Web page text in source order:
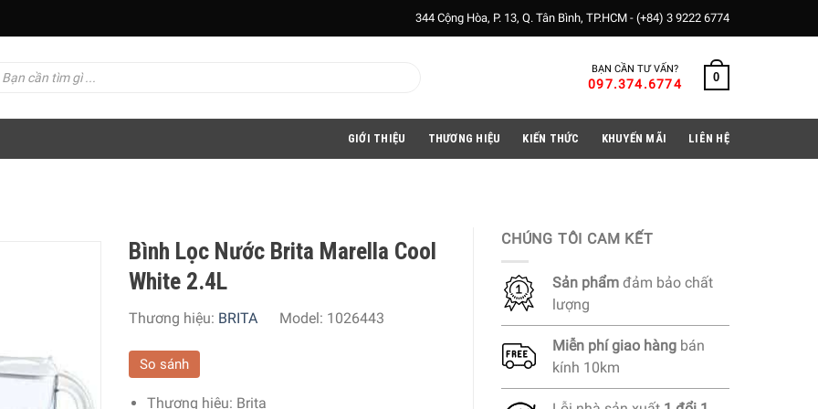
344 Cộng Hòa, P. 13, Q. Tân Bình, TP.HCM - (+84) 3 9222 6774
BẠN CẦN TƯ VẤN?
097.374.6774 0
GIỚI THIỆU THƯƠNG HIỆU KIẾN THỨC KHUYẾN MÃI LIÊN HỆ
Bình Lọc Nước Brita Marella Cool
White 2.4L
Thương hiệu: BRITA Model: 1026443
So sánh
Thương hiệu: Brita
CHÚNG TÔI CAM KẾT
Sản phẩm đảm bảo chất
lượng
Miễn phígiao hàng bán
kính 10km